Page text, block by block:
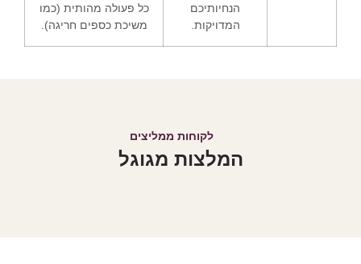
הנחיותיכם
המדויקות.
כל פעולה מהותית (כמו
משיכת כספים חריגה).
לקוחות ממליצים
המלצות מגוגל